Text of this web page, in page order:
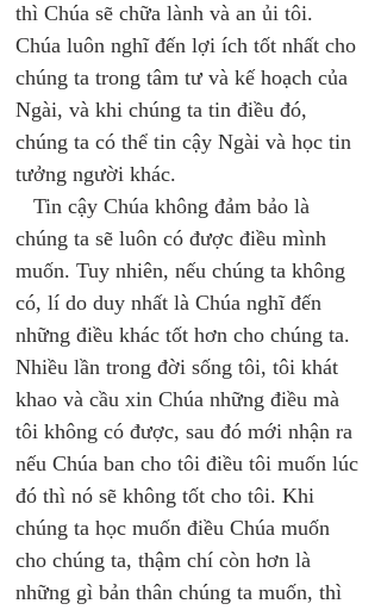
thì Chúa sẽ chữa lành và an ủi tôi.
Chúa luôn nghĩ đến lợi ích tốt nhất cho
chúng ta trong tâm tư và kế hoạch của
Ngài, và khi chúng ta tin điều đó,
chúng ta có thể tin cậy Ngài và học tin
tưởng người khác.
Tin cậy Chúa không đảm bảo là
chúng ta sẽ luôn có được điều mình
muốn. Tuy nhiên, nếu chúng ta không
có, lí do duy nhất là Chúa nghĩ đến
những điều khác tốt hơn cho chúng ta.
Nhiều lần trong đời sống tôi, tôi khát
khao và cầu xin Chúa những điều mà
tôi không có được, sau đó mới nhận ra
nếu Chúa ban cho tôi điều tôi muốn lúc
đó thì nó sẽ không tốt cho tôi. Khi
chúng ta học muốn điều Chúa muốn
cho chúng ta, thậm chí còn hơn là
những gì bản thân chúng ta muốn, thì